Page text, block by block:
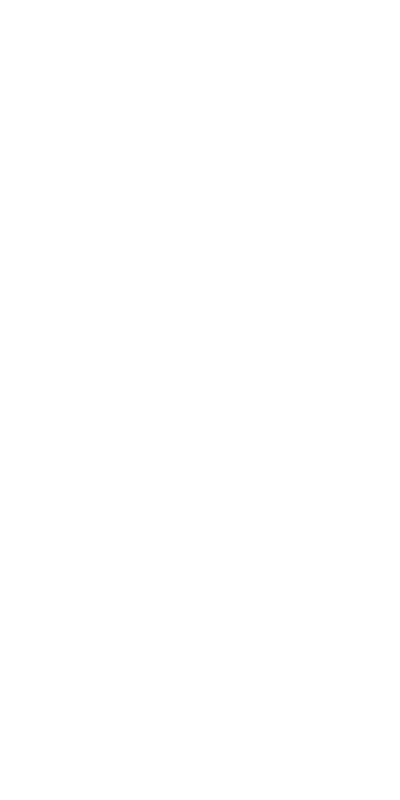
Петербурге, ЛО и МО (не далее 20 км от
Рязань, Кострома, Иваново, Самара,
без примерки с предоплатой.
с примеркой без предоплаты для Москвы,
Надым, Рязань, Кострома, Иваново,
вещей, или пара лёгких курток, или 1
ваш заказ на несколько, доставка за
примерить вещи при выборе доставки с
или товар имеет внешние
в регионы запрещено (с регионов в